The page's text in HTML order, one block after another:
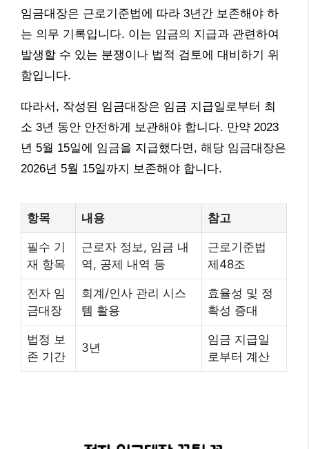
임금대장은 근로기준법에 따라 3년간 보존해야 하
는 의무 기록입니다. 이는 임금의 지급과 관련하여
발생할 수 있는 분쟁이나 법적 검토에 대비하기 위
함입니다.
따라서, 작성된 임금대장은 임금 지급일로부터 최
소 3년 동안 안전하게 보관해야 합니다. 만약 2023
년 5월 15일에 임금을 지급했다면, 해당 임금대장은
2026년 5월 15일까지 보존해야 합니다.
항목 내용 참고
필수 기
재 항목
근로자 정보, 임금 내
역, 공제 내역 등
근로기준법
제48조
전자 임
금대장
회계/인사 관리 시스
템 활용
효율성 및 정
확성 증대
법정 보
존 기간
3년
임금 지급일
로부터 계산